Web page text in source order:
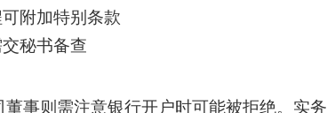
附加特别条款
秘书备查
事则需注意银行开户时可能被拒绝。实务